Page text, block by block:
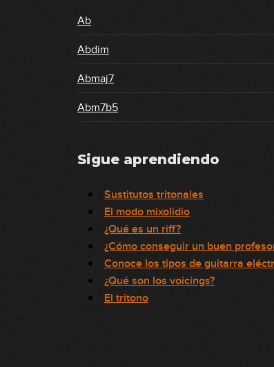
Ab
Abdim
Abmaj7
Abm7b5
Sigue aprendiendo
Sustitutos tritonales
El modo mixolidio
¿Qué es un riff?
¿Cómo conseguir un buen
Conoce los tipos de guitarra
¿Qué son los voicings?
El tritono